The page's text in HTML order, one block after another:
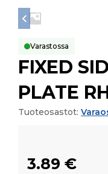
Varastossa
FIXED
PLATE
Tuoteosastot:
3.89 €